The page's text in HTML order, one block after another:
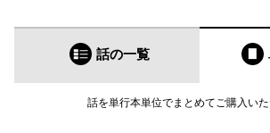
話の一覧
話を単行本単位でまとめてご購入い